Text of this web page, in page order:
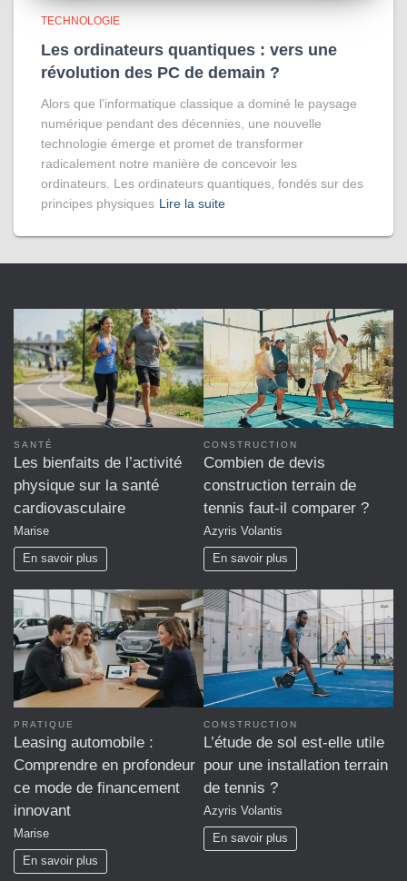
TECHNOLOGIE
Les ordinateurs quantiques : vers une
révolution des PC de demain ?
Alors que l’informatique classique a dominé le paysage
numérique pendant des décennies, une nouvelle
technologie émerge et promet de transformer
radicalement notre manière de concevoir les
ordinateurs. Les ordinateurs quantiques, fondés sur des
principes physiques Lire la suite
SANTÉ
Les bienfaits de l’activité
physique sur la santé
cardiovasculaire
Marise
En savoir plus
CONSTRUCTION
Combien de devis
construction terrain de
tennis faut-il comparer ?
Azyris Volantis
En savoir plus
PRATIQUE
Leasing automobile :
Comprendre en profondeur
ce mode de financement
innovant
Marise
En savoir plus
CONSTRUCTION
L’étude de sol est-elle utile
pour une installation terrain
de tennis ?
Azyris Volantis
En savoir plus